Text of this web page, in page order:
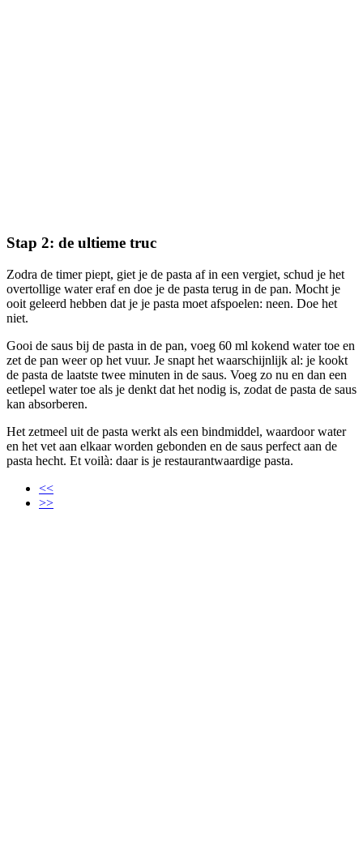
Stap 2: de ultieme truc
Zodra de timer piept, giet je de pasta af in een vergiet, schud je het
overtollige water eraf en doe je de pasta terug in de pan. Mocht je
ooit geleerd hebben dat je je pasta moet afspoelen: neen. Doe het
niet.
Gooi de saus bij de pasta in de pan, voeg 60 ml kokend water toe en
zet de pan weer op het vuur. Je snapt het waarschijnlijk al: je kookt
de pasta de laatste twee minuten in de saus. Voeg zo nu en dan een
eetlepel water toe als je denkt dat het nodig is, zodat de pasta de saus
kan absorberen.
Het zetmeel uit de pasta werkt als een bindmiddel, waardoor water
en het vet aan elkaar worden gebonden en de saus perfect aan de
pasta hecht. Et voilà: daar is je restaurantwaardige pasta.
<<
>>